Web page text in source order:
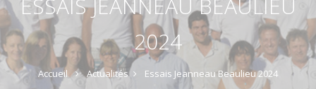
ESSAIS JEANNEAU BEAULIEU
2024
Accueil Actualités Essais Jeanneau Beaulieu 2024